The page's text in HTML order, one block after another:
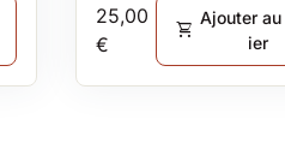
Prix normal
25,00
€
shopping_cart
Ajouter au
ier